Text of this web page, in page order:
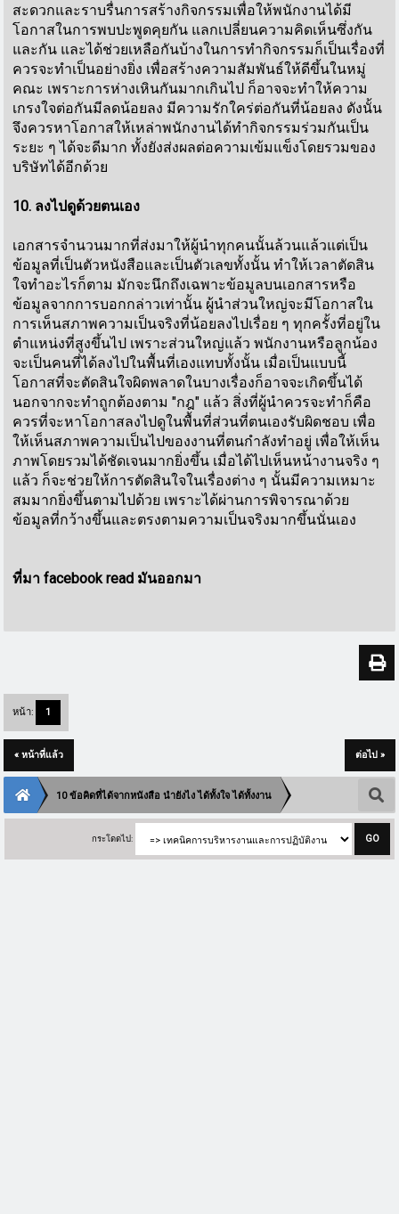
สะดวกและราบรื่นการสร้างกิจกรรมเพื่อให้พนักงานได้มี
โอกาสในการพบปะพูดคุยกัน แลกเปลี่ยนความคิดเห็นซึ่งกัน
และกัน และได้ช่วยเหลือกันบ้างในการทำกิจกรรมก็เป็นเรื่องที่
ควรจะทำเป็นอย่างยิ่ง เพื่อสร้างความสัมพันธ์ให้ดีขึ้นในหมู่
คณะ เพราะการห่างเหินกันมากเกินไป ก็อาจจะทำให้ความ
เกรงใจต่อกันมีลดน้อยลง มีความรักใคร่ต่อกันที่น้อยลง ดังนั้น
จึงควรหาโอกาสให้เหล่าพนักงานได้ทำกิจกรรมร่วมกันเป็น
ระยะ ๆ ได้จะดีมาก ทั้งยังส่งผลต่อความเข้มแข็งโดยรวมของ
บริษัทได้อีกด้วย
10. ลงไปดูด้วยตนเอง
เอกสารจำนวนมากที่ส่งมาให้ผู้นำทุกคนนั้นล้วนแล้วแต่เป็น
ข้อมูลที่เป็นตัวหนังสือและเป็นตัวเลขทั้งนั้น ทำให้เวลาตัดสิน
ใจทำอะไรก็ตาม มักจะนึกถึงเฉพาะข้อมูลบนเอกสารหรือ
ข้อมูลจากการบอกกล่าวเท่านั้น ผู้นำส่วนใหญ่จะมีโอกาสใน
การเห็นสภาพความเป็นจริงที่น้อยลงไปเรื่อย ๆ ทุกครั้งที่อยู่ใน
ตำแหน่งที่สูงขึ้นไป เพราะส่วนใหญ่แล้ว พนักงานหรือลูกน้อง
จะเป็นคนที่ได้ลงไปในพื้นที่เองแทบทั้งนั้น เมื่อเป็นแบบนี้
โอกาสที่จะตัดสินใจผิดพลาดในบางเรื่องก็อาจจะเกิดขึ้นได้
นอกจากจะทำถูกต้องตาม "กฎ" แล้ว สิ่งที่ผู้นำควรจะทำก็คือ
ควรที่จะหาโอกาสลงไปดูในพื้นที่ส่วนที่ตนเองรับผิดชอบ เพื่อ
ให้เห็นสภาพความเป็นไปของงานที่ตนกำลังทำอยู่ เพื่อให้เห็น
ภาพโดยรวมได้ชัดเจนมากยิ่งขึ้น เมื่อได้ไปเห็นหน้างานจริง ๆ
แล้ว ก็จะช่วยให้การตัดสินใจในเรื่องต่าง ๆ นั้นมีความเหมาะ
สมมากยิ่งขึ้นตามไปด้วย เพราะได้ผ่านการพิจารณาด้วย
ข้อมูลที่กว้างขึ้นและตรงตามความเป็นจริงมากขึ้นนั่นเอง
ที่มา facebook read มันออกมา
หน้า: 1
« หน้าที่แล้ว ต่อไป »
10 ข้อคิดที่ได้จากหนังสือ นำยังไง ได้ทั้งใจ ได้ทั้งงาน
กระโดดไป: